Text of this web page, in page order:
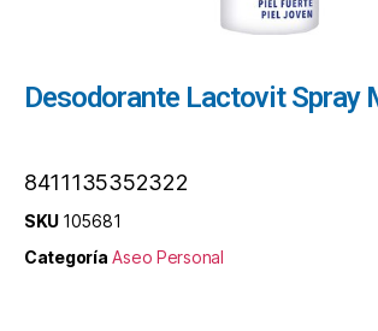
Desodorante Lactovit Spray
8411135352322
SKU 105681
Categoría Aseo Personal